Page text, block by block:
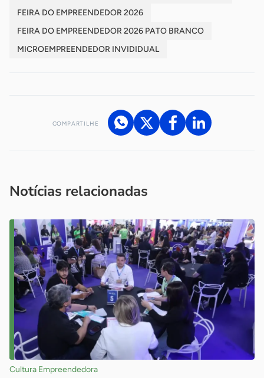
FEIRA DO EMPREENDEDOR 2026
FEIRA DO EMPREENDEDOR 2026 PATO BRANCO
MICROEMPREENDEDOR INVIDIDUAL
COMPARTILHE
Notícias relacionadas
Cultura Empreendedora